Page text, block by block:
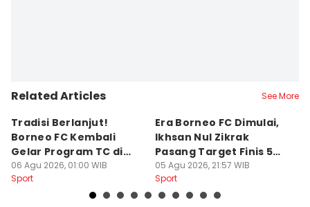
Related Articles See More
Tradisi Berlanjut!
Borneo FC Kembali
Gelar Program TC di
Yogyakarta
06 Agu 2026, 01:00 WIB
Sport
Era Borneo FC Dimulai,
Ikhsan Nul Zikrak
Pasang Target Finis 5
Besar
05 Agu 2026, 21:57 WIB
Sport